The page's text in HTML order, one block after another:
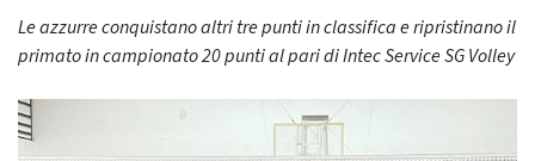
Le azzurre conquistano altri tre punti in classifica e ripristinano il
primato in campionato 20 punti al pari di Intec Service SG Volley